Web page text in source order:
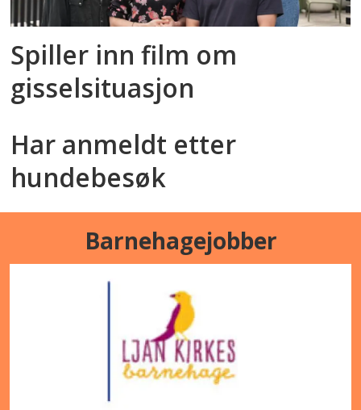
Spiller inn film om
gisselsituasjon
Har anmeldt etter
hundebesøk
Barnehagejobber